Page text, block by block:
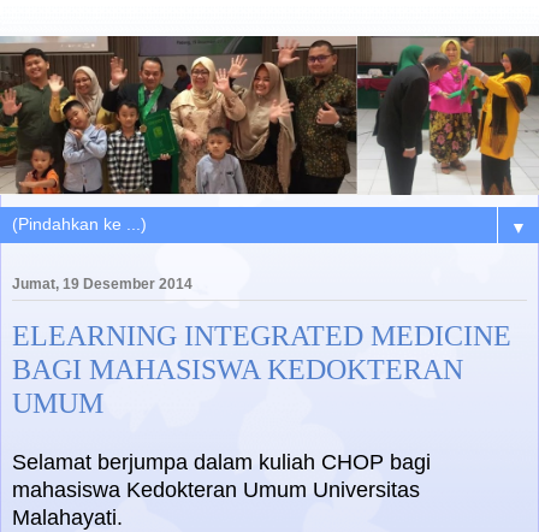
▼
Jumat, 19 Desember 2014
ELEARNING INTEGRATED MEDICINE
BAGI MAHASISWA KEDOKTERAN
UMUM
Selamat berjumpa dalam kuliah CHOP bagi
mahasiswa Kedokteran Umum Universitas
Malahayati.